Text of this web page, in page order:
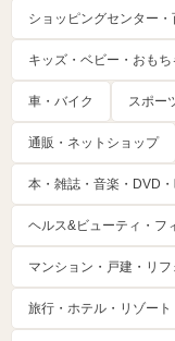
ショッピングセンター・
キッズ・ベビー・おもち
車・バイク スポー
通販・ネットショップ
本・雑誌・音楽・DVD
ヘルス&ビューティ・フ
マンション・戸建・リ
旅行・ホテル・リゾート